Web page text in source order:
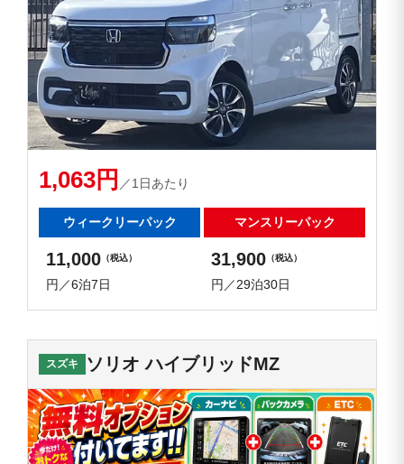
1,063円 ／1日あたり
ウィークリーパック マンスリーパック
11,000 （税込）
円／6泊7日
31,900 （税込）
円／29泊30日
スズキ ソリオ ハイブリッドMZ